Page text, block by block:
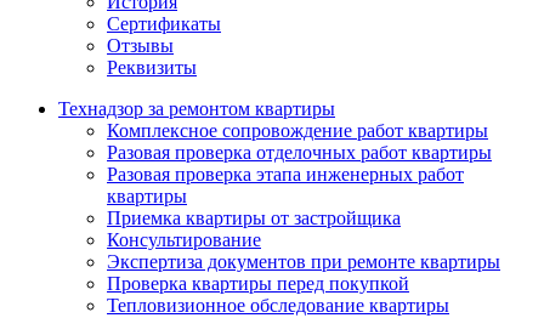
Сертификаты
Отзывы
Реквизиты
Технадзор за ремонтом квартиры
Комплексное сопровождение работ квартиры
Разовая проверка отделочных работ квартиры
Разовая проверка этапа инженерных работ
квартиры
Приемка квартиры от застройщика
Консультирование
Экспертиза документов при ремонте квартиры
Проверка квартиры перед покупкой
Тепловизионное обследование квартиры